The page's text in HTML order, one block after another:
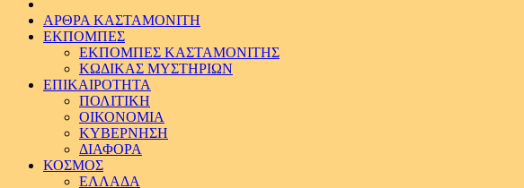
ΑΡΘΡΑ ΚΑΣΤΑΜΟΝΙΤΗ
ΕΚΠΟΜΠΕΣ
ΕΚΠΟΜΠΕΣ ΚΑΣΤΑΜΟΝΙΤΗΣ
ΚΩΔΙΚΑΣ ΜΥΣΤΗΡΙΩΝ
ΕΠΙΚΑΙΡΟΤΗΤΑ
ΠΟΛΙΤΙΚΗ
ΟΙΚΟΝΟΜΙΑ
ΚΥΒΕΡΝΗΣΗ
ΔΙΑΦΟΡΑ
ΚΟΣΜΟΣ
ΕΛΛΑΔΑ